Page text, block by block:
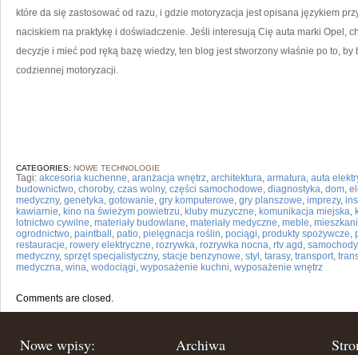
które da się zastosować od razu, i gdzie motoryzacja jest opisana językiem
naciskiem na praktykę i doświadczenie. Jeśli interesują Cię auta marki Opel,
decyzje i mieć pod ręką bazę wiedzy, ten blog jest stworzony właśnie po to,
codziennej motoryzacji.
CATEGORIES: NOWE TECHNOLOGIE
Tagi: akcesoria kuchenne, aranżacja wnętrz, architektura, armatura, auta
budownictwo, choroby, czas wolny, części samochodowe, diagnostyka, dom,
medyczny, genetyka, gotowanie, gry komputerowe, gry planszowe, imprezy,
kawiarnie, kino na świeżym powietrzu, kluby muzyczne, komunikacja miejska,
lotnictwo cywilne, materiały budowlane, materiały medyczne, meble,
ogrodnictwo, paintball , patio, pielęgnacja roślin, pociągi, produkty spożywcze,
restauracje, rowery elektryczne, rozrywka, rozrywka nocna, rtv agd , samochody
medyczny, sprzęt specjalistyczny, stacje benzynowe, styl , tarasy, transport,
medyczna, wina, wodociągi, wyposażenie kuchni, wyposażenie wnętrz
Comments are closed.
Nowe wpisy: Archiwa